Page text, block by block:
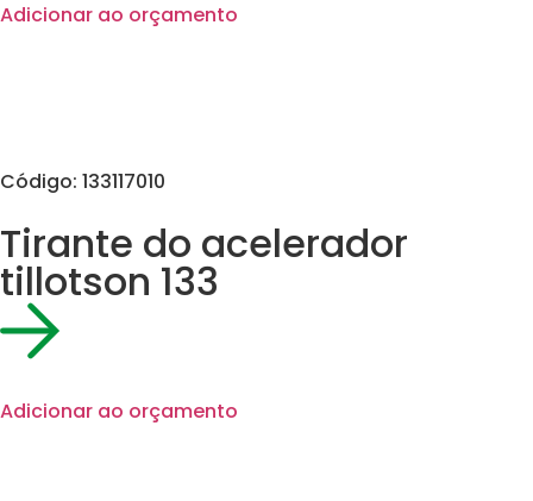
Adicionar ao orçamento
Código: 133117010
Tirante do acelerador
tillotson 133
Adicionar ao orçamento